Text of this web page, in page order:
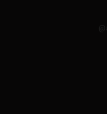
@